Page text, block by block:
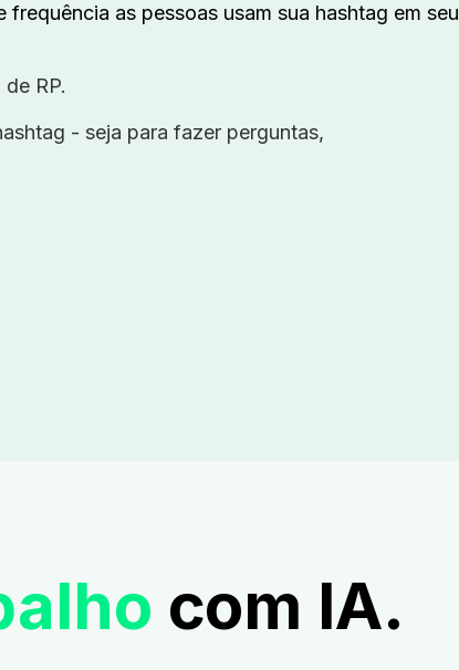
frequência as pessoas usam sua hashtag em seu
RP.
- seja para fazer perguntas,
com IA.